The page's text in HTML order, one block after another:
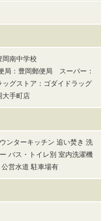
南中学校
局：豊岡郵便局 スーパー：
グストア：ゴダイドラッグ
手町店
ンターキッチン 追い焚き 洗
バス・トイレ別 室内洗濯機
営水道 駐車場有